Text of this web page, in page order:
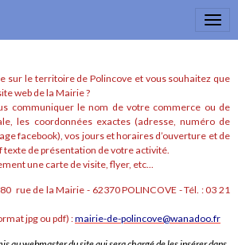
sur le territoire de Polincove et vous souhaitez que
web de la Mairie ?
communiquer le nom de votre commerce ou de
les coordonnées exactes (adresse, numéro de
facebook), vos jours et horaires d’ouverture et de
texte de présentation de votre activité.
une carte de visite, flyer, etc...
rue de la Mairie - 62370 POLINCOVE - Tél. : 03 21
jpg ou pdf) :mairie-de-polincove@wanadoo.fr